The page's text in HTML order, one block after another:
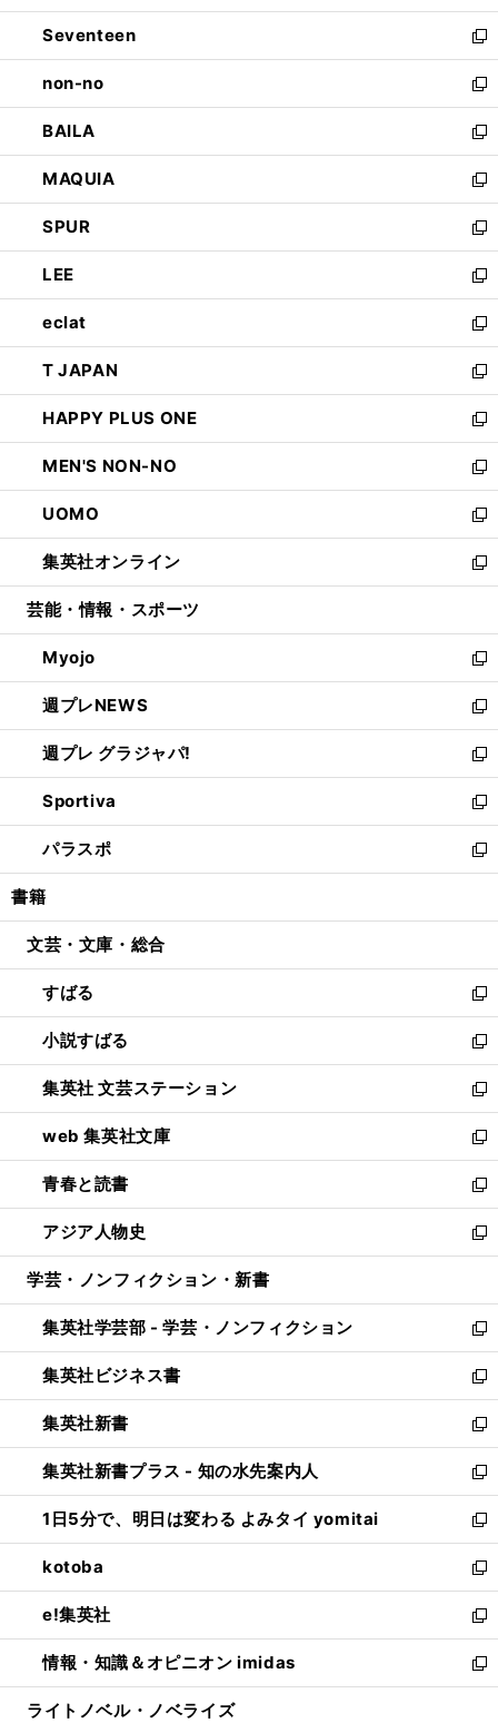
開
く
ウ
で
開
く
ン
ド
ウ
で
開
く
Seventeen
新
し
い
ウ
ィ
ン
ド
ウ
で
開
く
non-no
新
し
い
ウ
ィ
ン
ド
ウ
で
開
く
BAILA
新
し
い
ウ
ィ
ン
ド
ウ
で
開
く
MAQUIA
新
し
い
ウ
ィ
ン
ド
ウ
で
開
く
SPUR
新
し
い
ウ
ィ
ン
ド
ウ
で
開
く
LEE
新
し
い
ウ
ィ
ン
ド
ウ
で
開
く
eclat
新
し
い
ウ
ィ
ン
ド
ウ
で
開
く
T JAPAN
新
し
い
ウ
ィ
ン
ド
ウ
で
開
HAPPY PLUS ONE
新
し
い
ウ
ィ
ン
ド
ウ
開
く
MEN'S NON-NO
新
し
い
ウ
ィ
ン
ウ
で
開
く
UOMO
新
し
い
ウ
ン
ド
ウ
で
開
く
集英社オンライン
新
し
ウ
ィ
ン
ド
ウ
で
開
く
芸能・情報・スポーツ
Myojo
新
し
い
ウ
ィ
ン
ド
ウ
で
開
週プレNEWS
新
し
い
ウ
ィ
ン
ド
ウ
開
週プレ グラジャパ!
新
し
い
ウ
ィ
ン
ウ
開
く
Sportiva
新
し
い
ウ
ン
ウ
で
開
く
パラスポ
新
し
ウ
ン
ド
ウ
で
開
く
書籍
文芸・文庫・総合
すばる
新
し
い
ウ
ィ
ン
ド
ウ
で
開
く
小説すばる
新
し
い
ウ
ィ
ン
ド
ウ
で
開
集英社 文芸ステーション
新
し
い
ウ
ィ
ン
ド
ウ
開
く
web 集英社文庫
新
し
い
ウ
ィ
ン
ウ
で
開
く
青春と読書
新
し
い
ウ
ン
ド
ウ
で
開
く
アジア人物史
新
し
ウ
ィ
ン
ド
ウ
で
開
く
学芸・ノンフィクション・新書
集英社学芸部 - 学芸・ノンフィクション
新
し
い
ウ
ィ
ン
ド
ウ
で
開
く
集英社ビジネス書
新
し
い
ウ
ィ
ン
ド
ウ
で
開
く
集英社新書
新
し
い
ウ
ィ
ン
ド
ウ
で
開
く
集英社新書プラス - 知の水先案内人
新
し
い
ウ
ィ
ン
ド
ウ
で
開
1日5分で、明日は変わる よみタイ yomitai
新
し
い
ウ
ィ
ン
ド
ウ
kotoba
新
し
い
ウ
ィ
ン
e!集英社
新
し
い
ウ
情報・知識＆オピニオン imidas
新
し
ライトノベル・ノベライズ